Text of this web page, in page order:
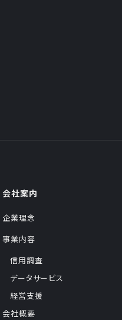
会社案内
企業理念
事業内容
信用調査
データサービス
経営支援
会社概要